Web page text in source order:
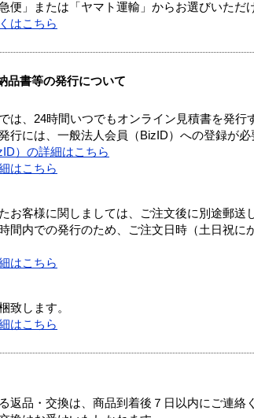
便」または「ヤマト運輸」からお選びいただ
はこちら
品書等の発行について
は、24時間いつでもオンライン見積書を発行
行には、一般法人会員（BizID）への登録が必
）の詳細はこちら
はこちら
お客様に関しましては、ご注文後に別途郵送
間内での発行のため、ご注文日時（土日祝
はこちら
致します。
はこちら
返品・交換は、商品到着後７日以内にご連